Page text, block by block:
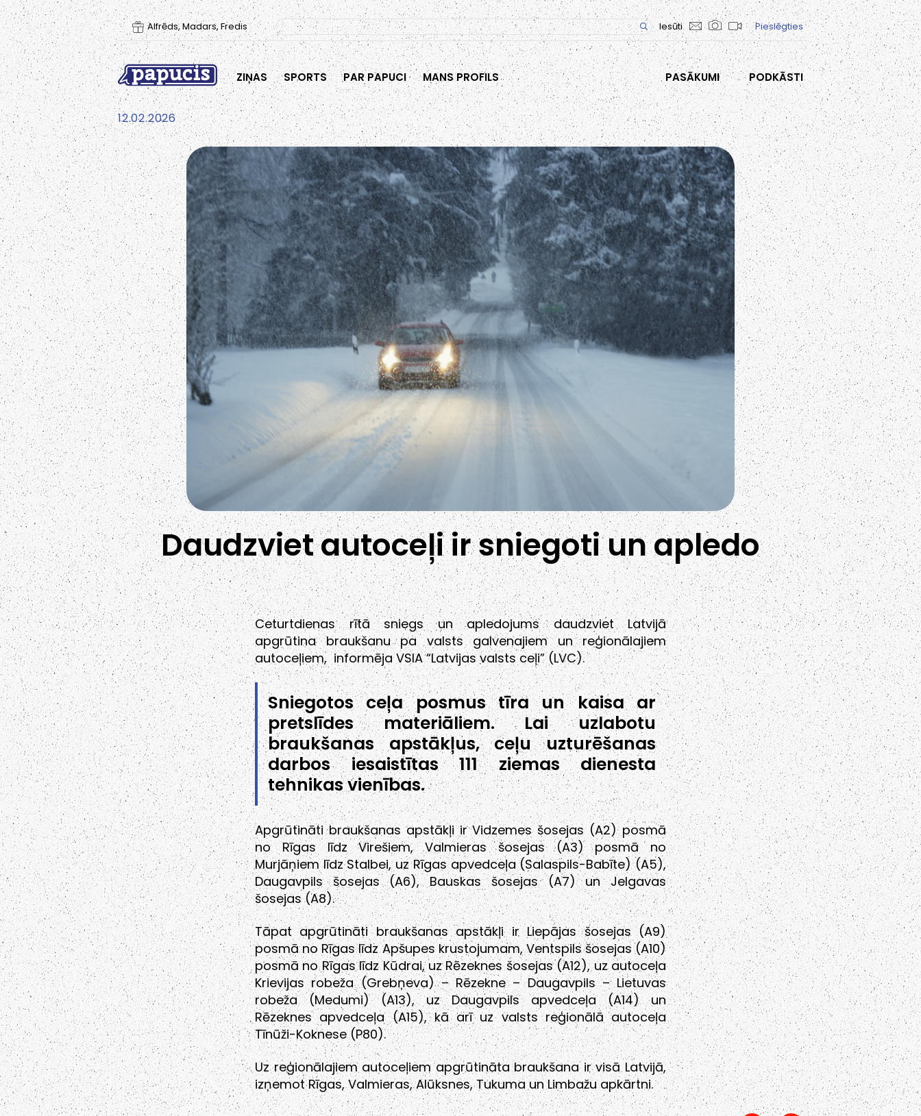
Alfrēds, Madars, Fredis Iesūti Pieslēgties
ZIŅAS SPORTS PAR PAPUCI MANS PROFILS PASĀKUMI PODKĀSTI
12.02.2026
Daudzviet autoceļi ir sniegoti un apledo
Ceturtdienas rītā sniegs un apledojums daudzviet Latvijā
apgrūtina braukšanu pa valsts galvenajiem un reģionālajiem
autoceļiem, informēja VSIA “Latvijas valsts ceļi” (LVC).
Sniegotos ceļa posmus tīra un kaisa ar
pretslīdes materiāliem. Lai uzlabotu
braukšanas apstākļus, ceļu uzturēšanas
darbos iesaistītas 111 ziemas dienesta
tehnikas vienības.
Apgrūtināti braukšanas apstākļi ir Vidzemes šosejas (A2) posmā
no Rīgas līdz Virešiem, Valmieras šosejas (A3) posmā no
Murjāņiem līdz Stalbei, uz Rīgas apvedceļa (Salaspils-Babīte) (A5),
Daugavpils šosejas (A6), Bauskas šosejas (A7) un Jelgavas
šosejas (A8).
Tāpat apgrūtināti braukšanas apstākļi ir Liepājas šosejas (A9)
posmā no Rīgas līdz Apšupes krustojumam, Ventspils šosejas (A10)
posmā no Rīgas līdz Kūdrai, uz Rēzeknes šosejas (A12), uz autoceļa
Krievijas robeža (Grebņeva) – Rēzekne – Daugavpils – Lietuvas
robeža (Medumi) (A13), uz Daugavpils apvedceļa (A14) un
Rēzeknes apvedceļa (A15), kā arī uz valsts reģionālā autoceļa
Tīnūži-Koknese (P80).
Uz reģionālajiem autoceļiem apgrūtināta braukšana ir visā Latvijā,
izņemot Rīgas, Valmieras, Alūksnes, Tukuma un Limbažu apkārtni.